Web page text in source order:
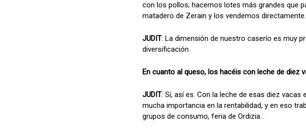
con los pollos; hacemos lotes más grandes que
matadero de Zerain y los vendemos directamente.
JUDIT: La dimensión de nuestro caserío es muy
diversificación.
En cuanto al queso, los hacéis con leche de diez
JUDIT: Sí, así es. Con la leche de esas diez
mucha importancia en la rentabilidad, y en eso
grupos de consumo, feria de Ordizia...